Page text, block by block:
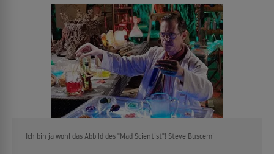
Ich bin ja wohl das Abbild des "Mad Scientist"! Steve Buscemi